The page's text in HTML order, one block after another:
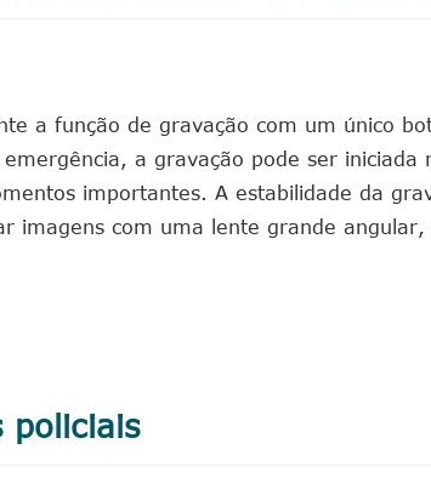
a função de gravação com um único
a gravação pode ser iniciada
importantes. A estabilidade da
imagens com uma lente grande
policiais